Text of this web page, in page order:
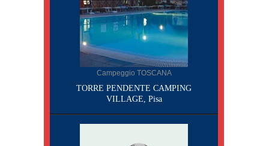
Campeggio TOSCANA
TORRE PENDENTE CAMPING
VILLAGE, Pisa